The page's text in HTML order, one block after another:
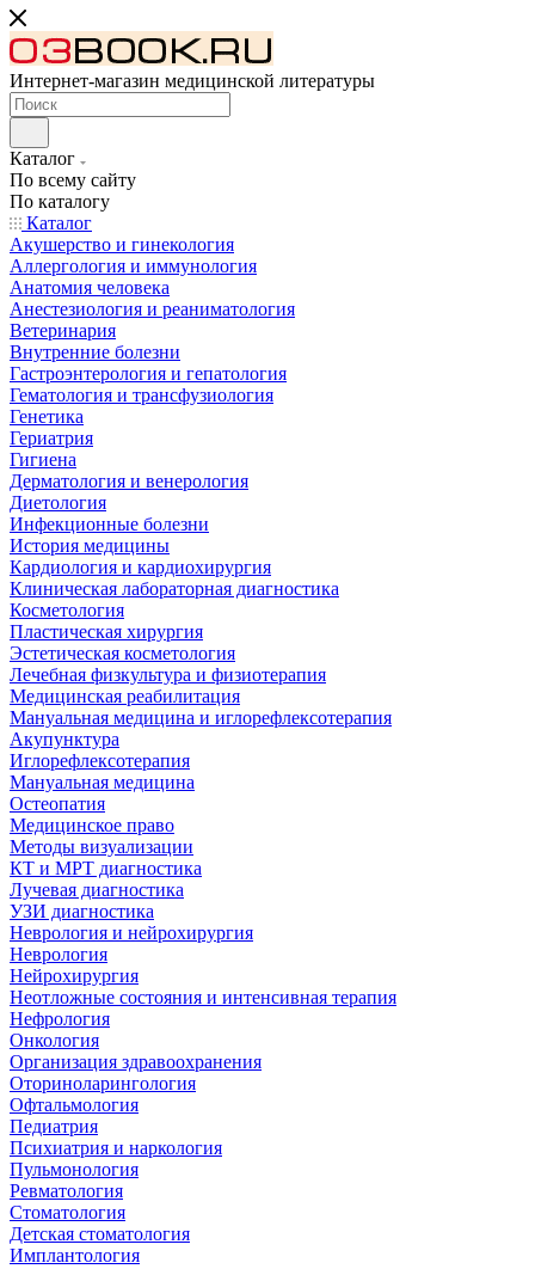
Интернет-магазин медицинской литературы
Каталог
По всему сайту
По каталогу
Каталог
Акушерство и гинекология
Аллергология и иммунология
Анатомия человека
Анестезиология и реаниматология
Ветеринария
Внутренние болезни
Гастроэнтерология и гепатология
Гематология и трансфузиология
Генетика
Гериатрия
Гигиена
Дерматология и венерология
Диетология
Инфекционные болезни
История медицины
Кардиология и кардиохирургия
Клиническая лабораторная диагностика
Косметология
Пластическая хирургия
Эстетическая косметология
Лечебная физкультура и физиотерапия
Медицинская реабилитация
Мануальная медицина и иглорефлексотерапия
Акупунктура
Иглорефлексотерапия
Мануальная медицина
Остеопатия
Медицинское право
Методы визуализации
КТ и МРТ диагностика
Лучевая диагностика
УЗИ диагностика
Неврология и нейрохирургия
Неврология
Нейрохирургия
Неотложные состояния и интенсивная терапия
Нефрология
Онкология
Организация здравоохранения
Оториноларингология
Офтальмология
Педиатрия
Психиатрия и наркология
Пульмонология
Ревматология
Стоматология
Детская стоматология
Имплантология